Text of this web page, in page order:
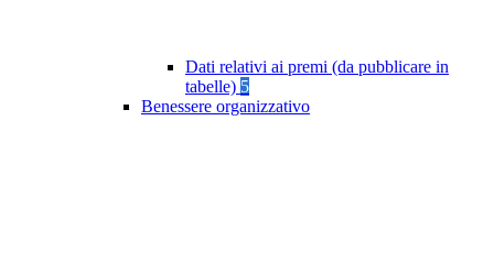
Dati relativi ai premi (da pubblicare in
tabelle) 5
Benessere organizzativo